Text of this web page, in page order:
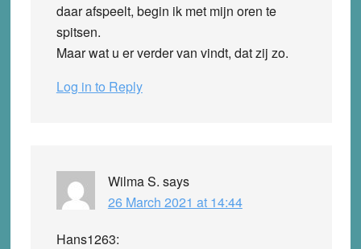
daar afspeelt, begin ik met mijn oren te
spitsen.
Maar wat u er verder van vindt, dat zij zo.
Log in to Reply
Wilma S. says
26 March 2021 at 14:44
Hans1263: